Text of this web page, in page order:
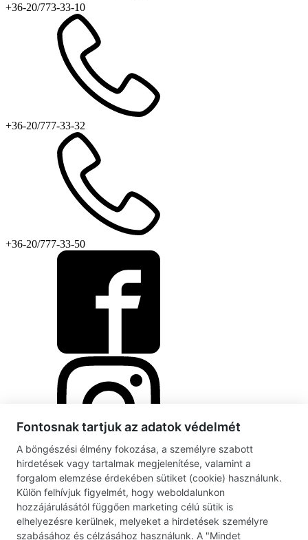
+36-20/773-33-10
+36-20/777-33-32
+36-20/777-33-50
Fontosnak tartjuk az adatok védelmét
A böngészési élmény fokozása, a személyre szabott
hirdetések vagy tartalmak megjelenítése, valamint a
forgalom elemzése érdekében sütiket (cookie) használunk.
Külön felhívjuk figyelmét, hogy weboldalunkon
hozzájárulásától függően marketing célú sütik is
elhelyezésre kerülnek, melyeket a hirdetések személyre
szabásához és célzásához használunk. A "Mindet